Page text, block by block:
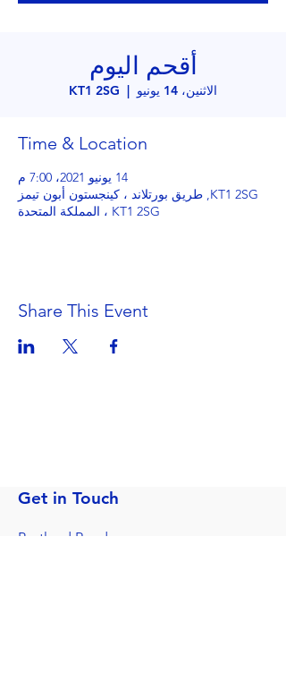
أقحم اليوم
الاثنين، 14 يونيو
  |
KT1 2SG
Time & Location
14 يونيو 2021، 7:00 م
KT1 2SG, طريق بورتلاند ، كينجستون أبون تيمز
KT1 2SG ، المملكة المتحدة
Share This Event
Get in Touch
Portland Road